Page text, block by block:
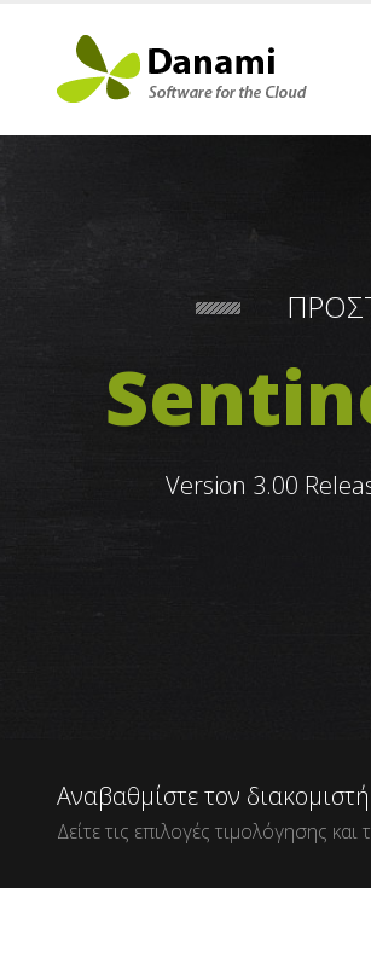
Version 3.00
Αναβαθμίστε τον
Δείτε τις επιλογές τιμολόγησης